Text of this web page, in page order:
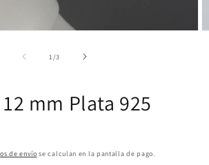
1 /de
3
mm Plata 925
de envío se calculan en la pantalla de pago.